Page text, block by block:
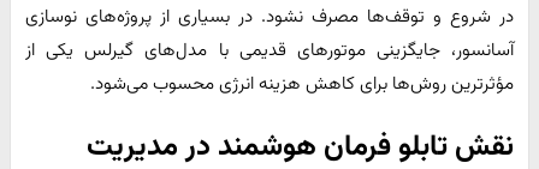
در شروع و توقف‌ها مصرف نشود. در بسیاری از پروژه‌های نوسازی
آسانسور، جایگزینی موتورهای قدیمی با مدل‌های گیرلس یکی از
مؤثرترین روش‌ها برای کاهش هزینه انرژی محسوب می‌شود.
نقش تابلو فرمان هوشمند در مدیریت